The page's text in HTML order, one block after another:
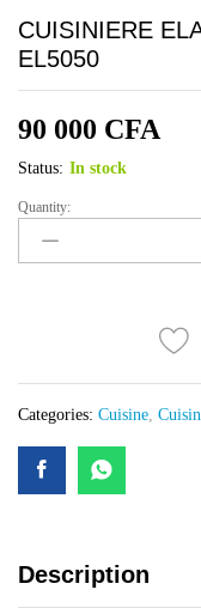
CUISINIERE
EL5050
90 000 CFA
Status: In stock
CUISINIERE
ELACTRON
4FEUX
Quantity:
Categories: Cuisine,
Description